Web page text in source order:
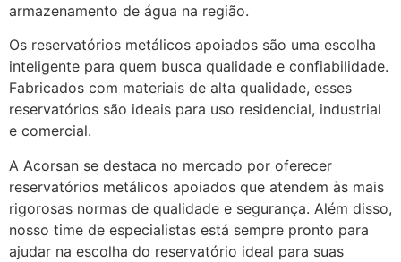
armazenamento de água na região.
Os reservatórios metálicos apoiados são uma escolha
inteligente para quem busca qualidade e confiabilidade.
Fabricados com materiais de alta qualidade, esses
reservatórios são ideais para uso residencial, industrial
e comercial.
A Acorsan se destaca no mercado por oferecer
reservatórios metálicos apoiados que atendem às mais
rigorosas normas de qualidade e segurança. Além disso,
nosso time de especialistas está sempre pronto para
ajudar na escolha do reservatório ideal para suas